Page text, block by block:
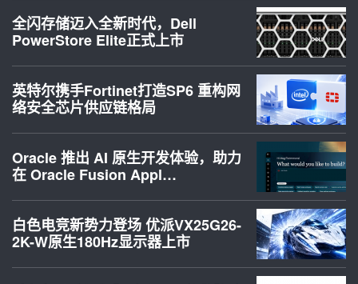
全闪存储迈入全新时代，Dell
PowerStore Elite正式上市
英特尔携手Fortinet打造SP6 重构网
络安全芯片供应链格局
Oracle 推出 AI 原生开发体验，助力
在 Oracle Fusion Appl…
白色电竞新势力登场 优派VX25G26-
2K-W原生180Hz显示器上市